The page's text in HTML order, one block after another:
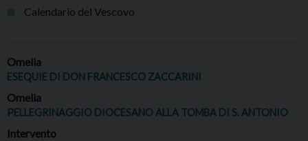
Calendario del Vescovo
Omelia
ESEQUIE DI DON FRANCESCO ZACCARINI
Omelia
PELLEGRINAGGIO DIOCESANO ALLA TOMBA DI S. ANTONIO
Intervento